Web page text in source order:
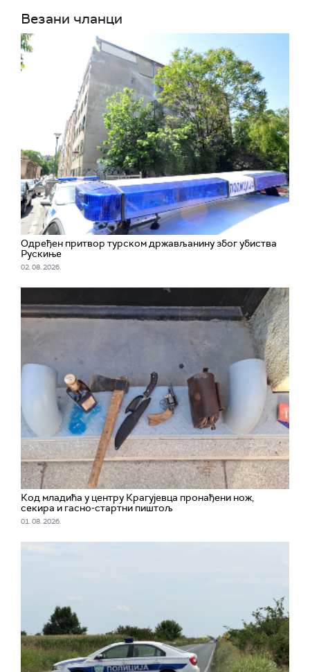
Везани чланци
Одређен притвор турском држављанину због убиства
Рускиње
02. 08. 2026.
Код младића у центру Крагујевца пронађени нож,
секира и гасно-стартни пиштољ
01. 08. 2026.